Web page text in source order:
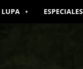
LUPA ESPECIALES